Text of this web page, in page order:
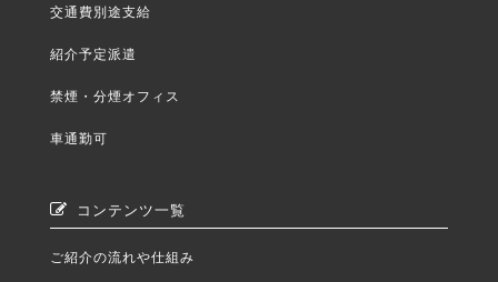
交通費別途支給
紹介予定派遣
禁煙・分煙オフィス
車通勤可
コンテンツ一覧
ご紹介の流れや仕組み